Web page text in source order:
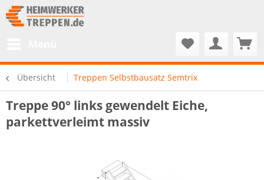
Übersicht Treppen Selbstbausatz Semtrix
Treppe 90° links gewendelt Eiche,
parkettverleimt massiv